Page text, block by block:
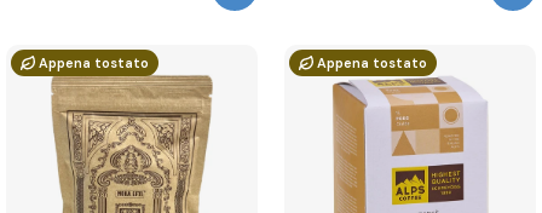
Appena tostato Appena tostato